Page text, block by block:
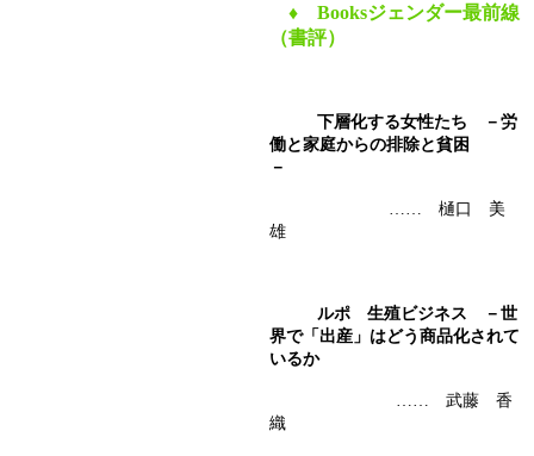
♦ Booksジェンダー最前線
（書評）
下層化する女性たち －労
働と家庭からの排除と貧困
－
…… 樋口 美
雄
ルポ 生殖ビジネス －世
界で「出産」はどう商品化されて
いるか
…… 武藤 香
織